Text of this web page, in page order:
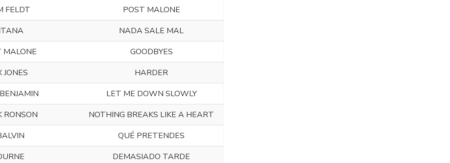
FELDT
POST MALONE
NADA SALE MAL
MALONE
GOODBYES
JONES
HARDER
LET ME DOWN SLOWLY
RONSON
NOTHING BREAKS LIKE A HEART
QUÉ PRETENDES
DEMASIADO TARDE